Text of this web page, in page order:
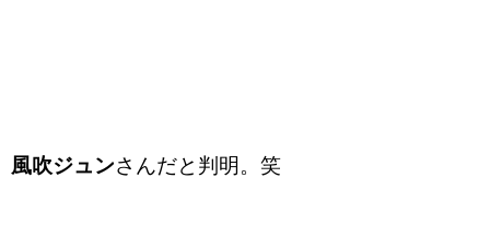
風吹ジュンさんだと判明。笑